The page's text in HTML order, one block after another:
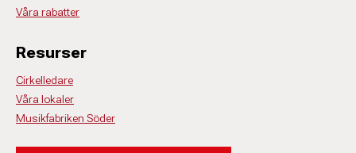
Våra rabatter
Resurser
Cirkelledare
Våra lokaler
Musikfabriken Söder